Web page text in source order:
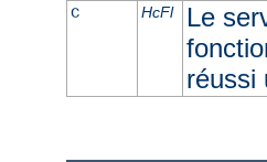
C HcFl
Le
réussi